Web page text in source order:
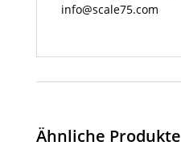
info@scale75.com
Ähnliche Produkte